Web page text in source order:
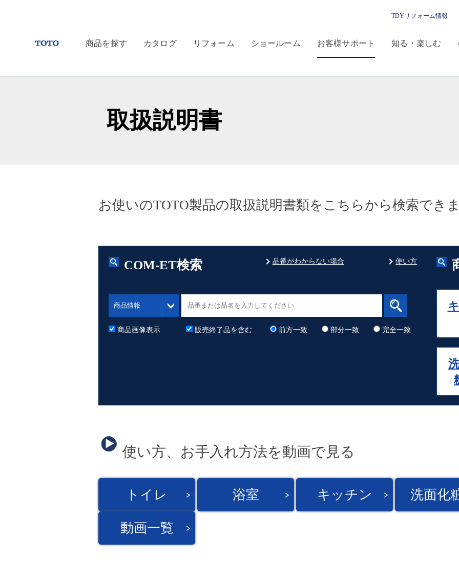
商品を探す カタログ リフォーム ショールーム お客様サポート 知る・楽しむ
TDYリフォーム情報
取扱説明書
お使いのTOTO製品の取扱説明書類をこちらから検索でき
COM-ET検索 品番がわからない場合 使い方
商品画像表示 販売終了品を含む 前方一致 部分一致 完全一致
使い方、お手入れ方法を動画で見る
トイレ 浴室 キッチン 洗面化
動画一覧